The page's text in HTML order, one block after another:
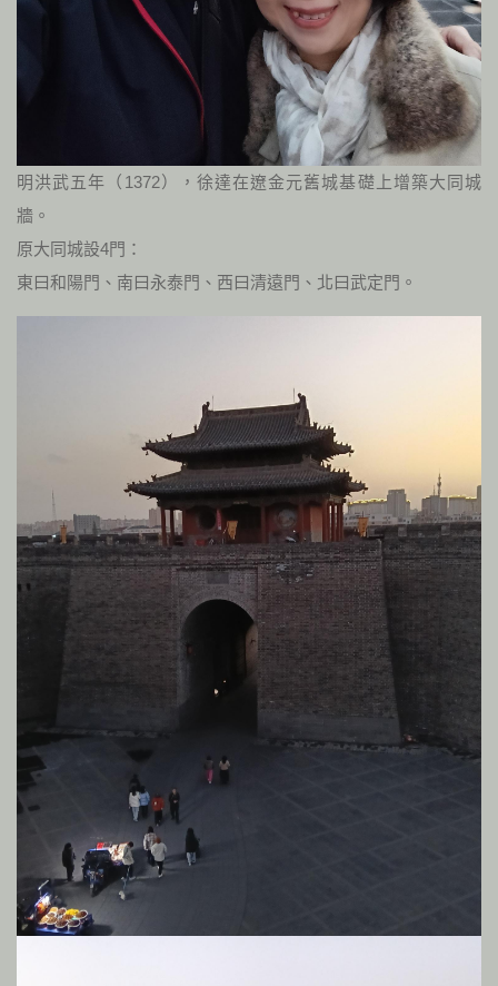
明洪武五年（1372），徐達在遼金元舊城基礎上增築大同城
牆。
原大同城設4門：
東曰和陽門、南曰永泰門、西曰清遠門、北曰武定門。